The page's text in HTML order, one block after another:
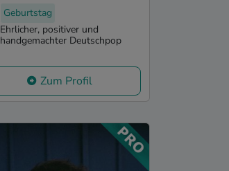
Geburtstag
Ehrlicher, positiver und
handgemachter Deutschpop
Zum Profil